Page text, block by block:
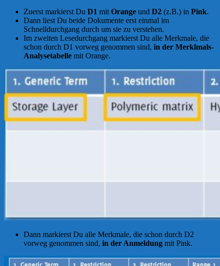
Zuerst markierst Du D1 mit Orange und D2 (z.B.) in Pink.
Dann liest Du beide Dokumente erst einmal im
Schnelldurchgang durch um sie zu verstehen.
Im zweiten Lesedurchgang markierst Du alle Merkmale, die
schon durch D1 vorweg genommen sind, in der Merklmals-
Analysetabelle mit Orange.
Dann markierst Du alle Merkmale, die schon durch D2
vorweg genommen sind, in der Anmeldung mit Pink.